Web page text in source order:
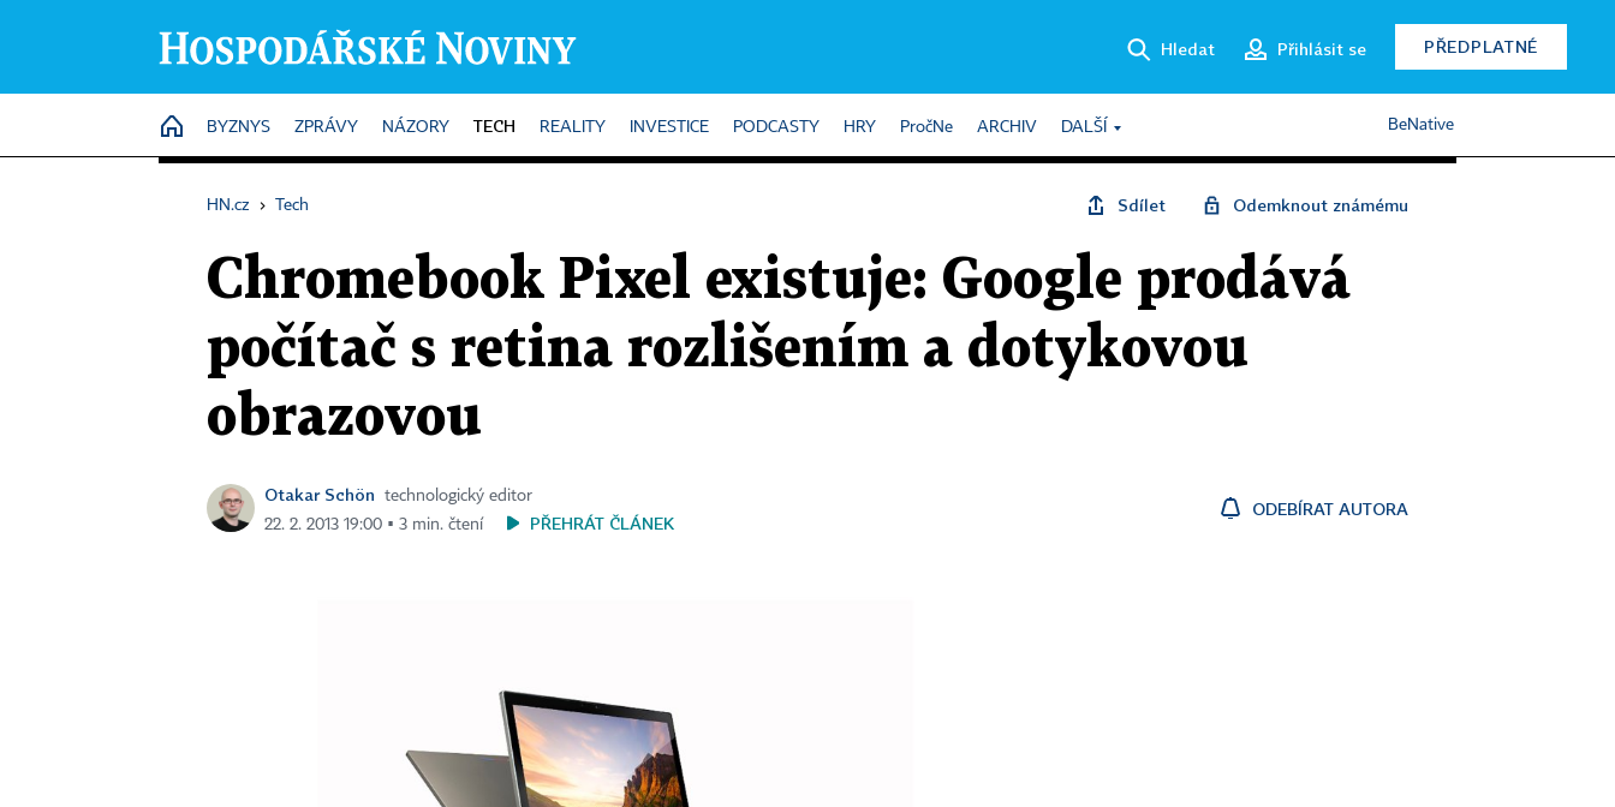
Hledat Přihlásit se PŘEDPLATNÉ
HOME
BYZNYS ZPRÁVY NÁZORY TECH REALITY INVESTICE PODCASTY HRY PročNe ARCHIV DALŠÍ BeNative
HN.cz › Tech Sdílet Odemknout známému
Chromebook Pixel existuje: Google prodává
počítač s retina rozlišením a dotykovou
obrazovou
Otakar Schön
technologický editor
22. 2. 2013 19:00 ▪ 3 min. čtení
PŘEHRÁT ČLÁNEK
ODEBÍRAT AUTORA